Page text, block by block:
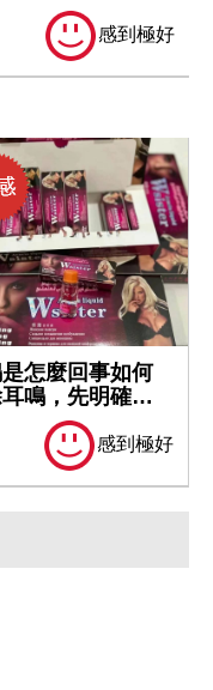
感到極好
怎麼回事如何
鳴，先明確原
感到極好